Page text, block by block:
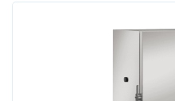
Каталог
Про нас